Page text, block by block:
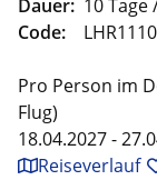
Dauer: 10 Tage
Code:
Pro Person im
Flug)
18.04.2027 -
Reiseverlauf